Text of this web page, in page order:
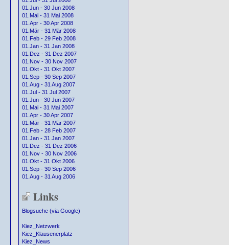
01.Jun - 30 Jun 2008
01.Mai - 31 Mai 2008
01.Apr - 30 Apr 2008
01.Mär - 31 Mär 2008
01.Feb - 29 Feb 2008
01.Jan - 31 Jan 2008
01.Dez - 31 Dez 2007
01.Nov - 30 Nov 2007
01.Okt - 31 Okt 2007
01.Sep - 30 Sep 2007
01.Aug - 31 Aug 2007
01.Jul - 31 Jul 2007
01.Jun - 30 Jun 2007
01.Mai - 31 Mai 2007
01.Apr - 30 Apr 2007
01.Mär - 31 Mär 2007
01.Feb - 28 Feb 2007
01.Jan - 31 Jan 2007
01.Dez - 31 Dez 2006
01.Nov - 30 Nov 2006
01.Okt - 31 Okt 2006
01.Sep - 30 Sep 2006
01.Aug - 31 Aug 2006
Links
Blogsuche (via Google)
Kiez_Netzwerk
Kiez_Klausenerplatz
Kiez_News